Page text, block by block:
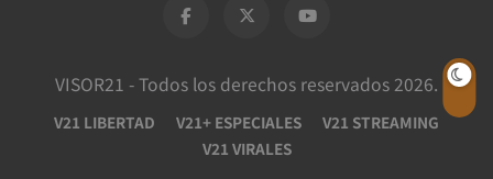
VISOR21 - Todos los derechos reservados 2026.
V21 LIBERTAD V21+ ESPECIALES
V21 STREAMING
V21 VIRALES